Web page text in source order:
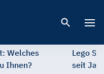
Welches
Ihnen?
Lego
seit